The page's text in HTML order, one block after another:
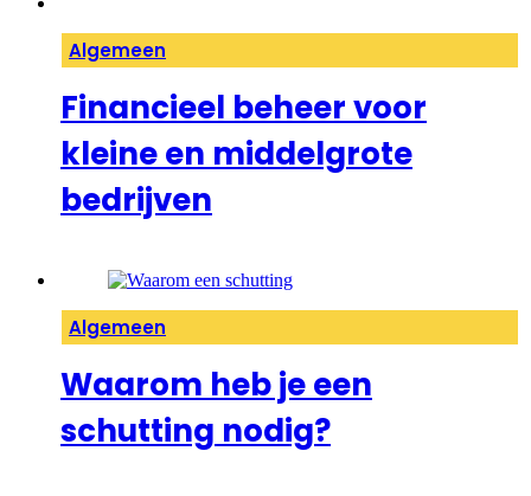
Algemeen
Financieel beheer voor
kleine en middelgrote
bedrijven
Algemeen
Waarom heb je een
schutting nodig?